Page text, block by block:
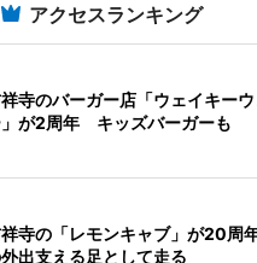
アクセスランキング
寺のバーガー店「ウェイキー
が2周年 キッズバーガーも
寺の「レモンキャブ」が20
出支える足として走る